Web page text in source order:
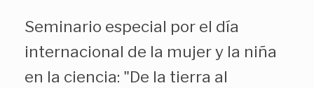
Seminario especial por el día
internacional de la mujer y la niña
en la ciencia: "De la tierra al